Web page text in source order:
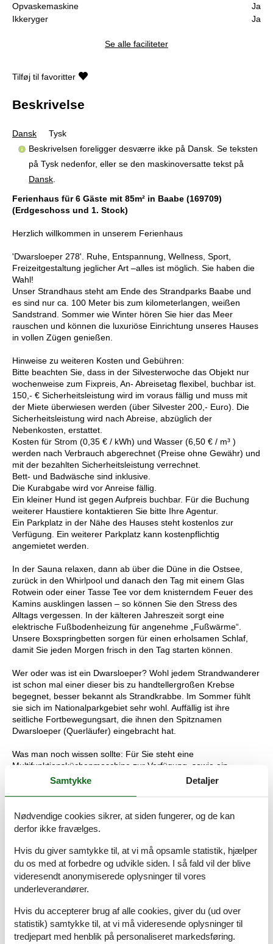
Opvaskemaskine
Ja
Ikkeryger
Ja
Se alle faciliteter
Tilføj til favoritter
Beskrivelse
Dansk
Tysk
Beskrivelsen foreligger desværre ikke på Dansk. Se teksten
på Tysk nedenfor, eller se den maskinoversatte tekst på
Dansk
Ferienhaus für 6 Gäste mit 85m² in Baabe (169709)
(Erdgeschoss und 1. Stock)
Herzlich willkommen in unserem Ferienhaus
'Dwarsloeper 278'. Ruhe, Entspannung, Wellness, Sport,
Freizeitgestaltung jeglicher Art –alles ist möglich. Sie haben die
Wahl!
Unser Strandhaus steht am Ende des Strandparks Baabe und
es sind nur ca. 100 Meter bis zum kilometerlangen, weißen
Sandstrand. Sommer wie Winter hören Sie hier das Meer
rauschen und können die luxuriöse Einrichtung unseres Hauses
in vollen Zügen genießen.
Hinweise zu weiteren Kosten und Gebühren:
Bitte beachten Sie, dass in der Silvesterwoche das Objekt nur
wochenweise zum Fixpreis, An- Abreisetag flexibel, buchbar ist.
150,- € Sicherheitsleistung wird im voraus fällig und muss mit
der Miete überwiesen werden (über Silvester 200,- Euro). Die
Sicherheitsleistung wird nach Abreise, abzüglich der
Nebenkosten, erstattet.
Kosten für Strom (0,35 € / kWh) und Wasser (6,50 € / m³ )
werden nach Verbrauch abgerechnet (Preise ohne Gewähr) und
mit der bezahlten Sicherheitsleistung verrechnet.
Bett- und Badwäsche sind inklusive.
Die Kurabgabe wird vor Anreise fällig.
Ein kleiner Hund ist gegen Aufpreis buchbar. Für die Buchung
weiterer Haustiere kontaktieren Sie bitte Ihre Agentur.
Ein Parkplatz in der Nähe des Hauses steht kostenlos zur
Verfügung. Ein weiterer Parkplatz kann kostenpflichtig
angemietet werden.
In der Sauna relaxen, dann ab über die Düne in die Ostsee,
zurück in den Whirlpool und danach den Tag mit einem Glas
Rotwein oder einer Tasse Tee vor dem knisterndem Feuer des
Kamins ausklingen lassen – so können Sie den Stress des
Alltags vergessen. In der kälteren Jahreszeit sorgt eine
elektrische Fußbodenheizung für angenehme „Fußwärme“.
Unsere Boxspringbetten sorgen für einen erholsamen Schlaf,
damit Sie jeden Morgen frisch in den Tag starten können.
Wer oder was ist ein Dwarsloeper? Wohl jedem Strandwanderer
ist schon mal einer dieser bis zu handtellergroßen Krebse
begegnet, besser bekannt als Strandkrabbe. Im Sommer fühlt
sie sich im Nationalparkgebiet sehr wohl. Auffällig ist ihre
seitliche Fortbewegungsart, die ihnen den Spitznamen
Dwarsloeper (Querläufer) eingebracht hat.
Was man noch wissen sollte: Für Sie steht eine
Multifunktionsküchenmaschine zur Verfügung, sowie ein
Fahrrad z.B. zum Brötchen holen. Das Haus ist sehr gut für
Gehbehinderte geeignet. Alle nötigen Räume (Bad,
Schlafzimmer,Küche, Wohnzimmer) befinden sich auf einer
Ebene. Die Strandpromenade ist befestigt und lässt sich auch
gut mit einem Rollstuhl befahren.
Außerdem befindet sich auf der Galerie bei Bedarf eine
zusätzliche Schlafmöglichkeit (Schlafsofa) für 2 Kinder.
Bitte beachten Sie: Die Häuser im Strandpark stehen in einem
Biosphärenreservat, deshalb ist das Grillen mit offenem Feuer
nicht gestattet.
150 € Sicherheitsleistung wird im voraus fällig und muss mit der
Miete überwiesen werden (über Silvester 200,- Euro). Die
Sicherheitsleistung wird nach Abreise, abzüglich der
Samtykke Detaljer
Nødvendige cookies sikrer, at siden fungerer, og de kan
derfor ikke fravælges.
Hvis du giver samtykke til, at vi må opsamle statistik, hjælper
du os med at forbedre og udvikle siden. I så fald vil der blive
videresendt anonymiserede oplysninger til vores
underleverandører.
Hvis du accepterer brug af alle cookies, giver du (ud over
statistik) samtykke til, at vi må videresende oplysninger til
tredjepart med henblik på personaliseret markedsføring.